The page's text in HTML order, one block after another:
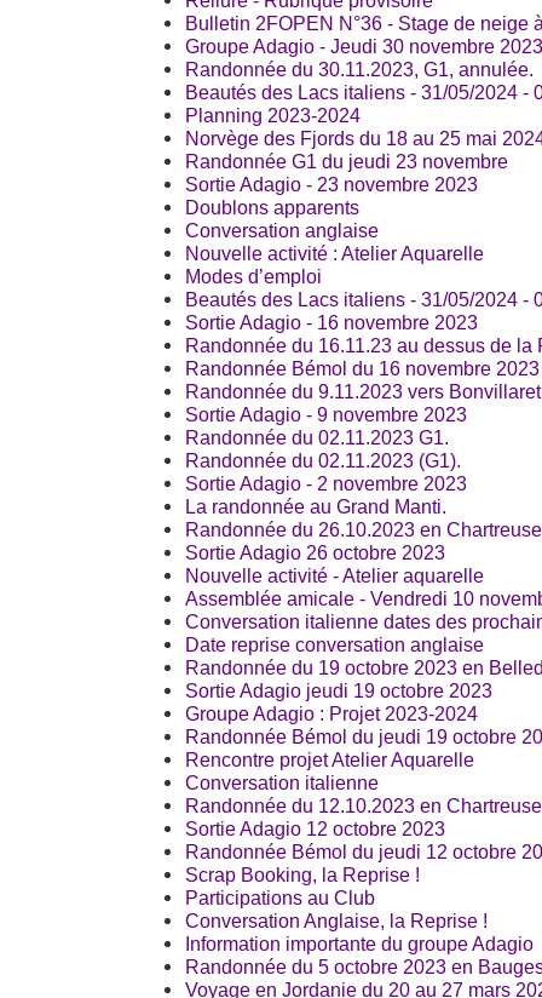
Bulletin 2FOPEN N°36 - Stage de neige
Groupe Adagio - Jeudi 30 novembre 2023
Randonnée du 30.11.2023, G1, annulée.
Beautés des Lacs italiens - 31/05/2024 -
Planning 2023-2024
Norvège des Fjords du 18 au 25 mai
Randonnée G1 du jeudi 23 novembre
Sortie Adagio - 23 novembre 2023
Doublons apparents
Conversation anglaise
Nouvelle activité : Atelier Aquarelle
Modes d’emploi
Beautés des Lacs italiens - 31/05/2024 -
Sortie Adagio - 16 novembre 2023
Randonnée du 16.11.23 au dessus de la
Randonnée Bémol du 16 novembre 2023
Randonnée du 9.11.2023 vers
Sortie Adagio - 9 novembre 2023
Randonnée du 02.11.2023 G1.
Randonnée du 02.11.2023 (G1).
Sortie Adagio - 2 novembre 2023
La randonnée au Grand Manti.
Randonnée du 26.10.2023 en
Sortie Adagio 26 octobre 2023
Nouvelle activité - Atelier aquarelle
Assemblée amicale - Vendredi 10
Conversation italienne dates des
Date reprise conversation anglaise
Randonnée du 19 octobre 2023 en
Sortie Adagio jeudi 19 octobre 2023
Groupe Adagio : Projet 2023-2024
Randonnée Bémol du jeudi 19 octobre
Rencontre projet Atelier Aquarelle
Conversation italienne
Randonnée du 12.10.2023 en
Sortie Adagio 12 octobre 2023
Randonnée Bémol du jeudi 12 octobre
Scrap Booking, la Reprise !
Participations au Club
Conversation Anglaise, la Reprise !
Information importante du groupe Adagio
Randonnée du 5 octobre 2023 en
Voyage en Jordanie du 20 au 27 mars